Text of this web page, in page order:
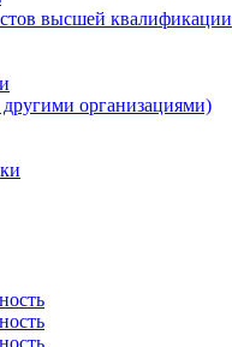
высшей квалификации
организациями)